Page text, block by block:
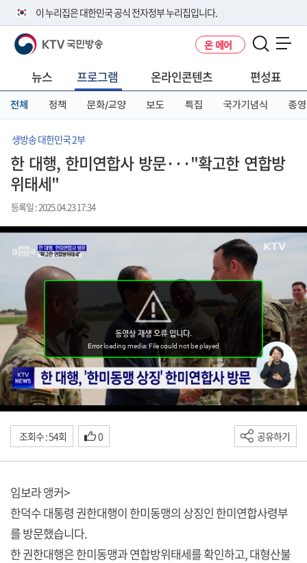
이 누리집은 대한민국 공식 전자정부 누리집입니다.
공식 누리집 주소 확인하기
니다.
이밖에 or.kr 또는 .kr등 다른 도메인 주소를 사용하고 있다면 아래 URL에
서 도메인 주소를 확인해 보세요
KTV 국민방송 온 에어
뉴스 프로그램 온라인콘텐츠 편성표
전체 정책 문화/교양 보도 특집 국가기념식 종영
생방송 대한민국 2부
한 대행, 한미연합사 방문···"확고한 연합방
위태세"
등록일 : 2025.04.23 17:34
조회수 : 54회 0 공유하기
임보라 앵커>
한덕수 대통령 권한대행이 한미동맹의 상징인 한미연합사령부
를 방문했습니다.
한 권한대행은 한미동맹과 연합방위태세를 확인하고, 대형산불